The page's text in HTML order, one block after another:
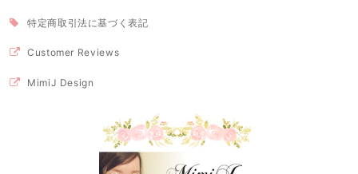
特定商取引法に基づく表記
Customer Reviews
MimiJ Design